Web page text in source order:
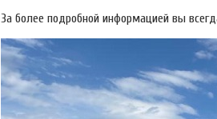
За более подробной информацией вы